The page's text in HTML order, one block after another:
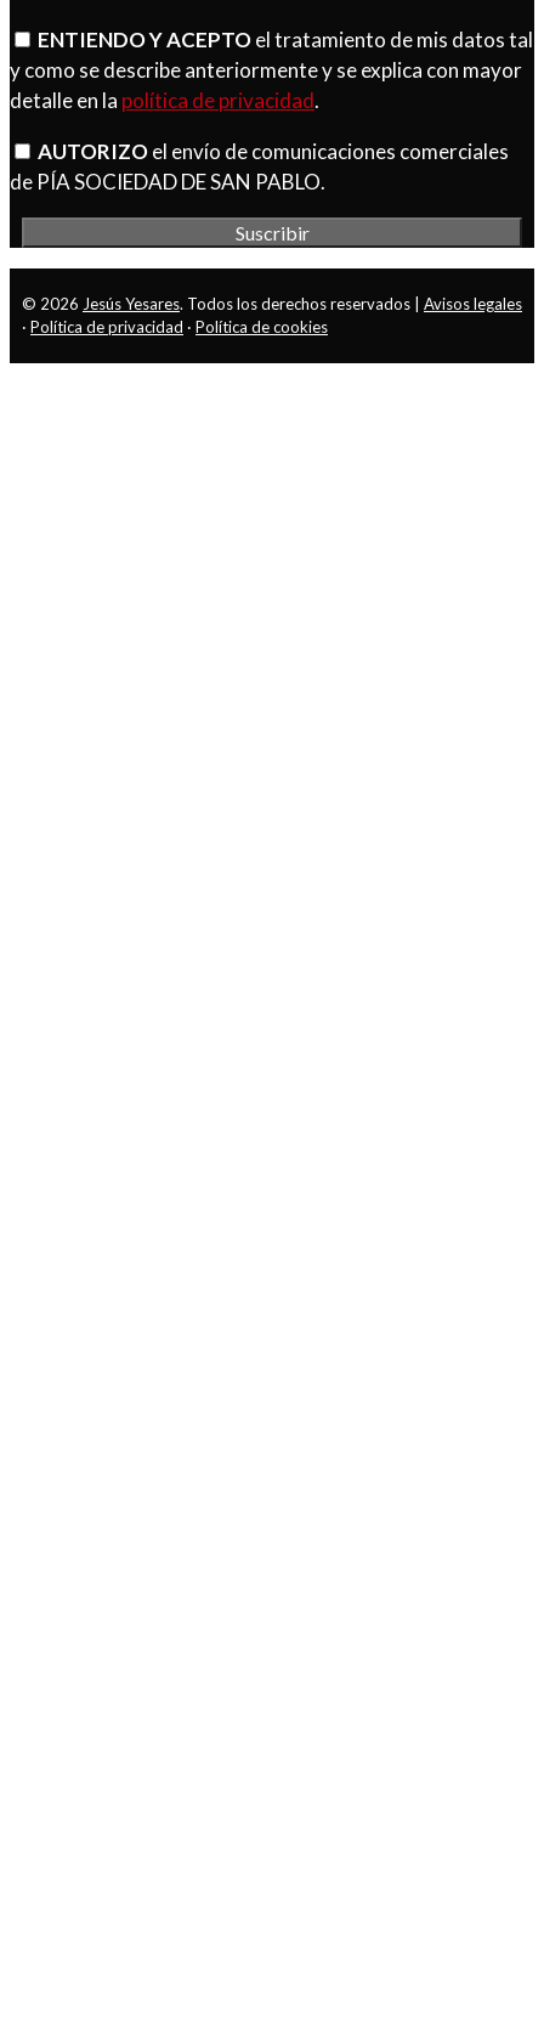
ENTIENDO Y ACEPTOel tratamiento de mis datos tal
y como se describe anteriormente y se explica con mayor
detalle en la política de privacidad.
AUTORIZOel envío de comunicaciones comerciales
de PÍA SOCIEDAD DE SAN PABLO.
© 2026 Jesús Yesares. Todos los derechos reservados | Avisos legales
· Política de privacidad · Política de cookies